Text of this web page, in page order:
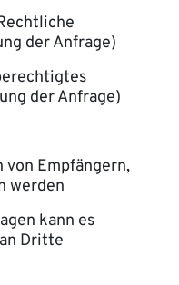
der Anfrage)
der Anfrage)
Empfängern,
werden
kann es
Dritte